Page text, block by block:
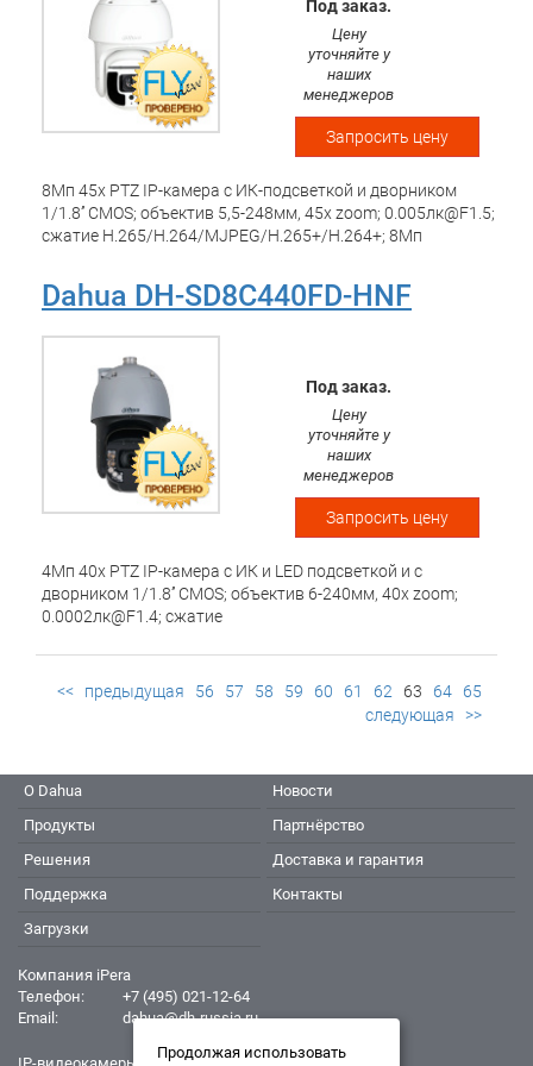
обнаружение плавающего мусора) Интерфейсы: microSD;
audio in/out 1/1; alarm in/out 7/2; 1 RJ45 10M/100M
Ethernet. Питание: DC36В/Hi-PoE; -40 °C...+70°C; IP67
8Мп 45х PTZ IP-камера с ИК-подсветкой и дворником
1/1.8’’ CMOS; объектив 5,5-248мм, 45x zoom; 0.005лк@F1.5;
сжатие H.265/H.264/MJPEG/H.265+/H.264+; 8Мп
оптический DEFOG. ИК-подсветка 500м, Дворник.
Видеоаналитика: охрана периметра, автотрекинг, SMD,
DC36В/Hi-PoE; -40 °C...+70°C; IP67
Под заказ.
Цену
уточняйте у
наших
менеджеров
Запросить цену
Dahua DH-SD8C440FD-HNF
4Мп 40х PTZ IP-камера с ИК и LED подсветкой и c
дворником 1/1.8’’ CMOS; объектив 6-240мм, 40x zoom;
0.0002лк@F1.4; сжатие
(2560х1440)@25к/с; WDR 120дБ, 3D DNR, BLC, HLC, EIS,
DEFOG. ИК-подсветка 250м, LED-подсветка 80м, Дворник.
Видеоаналитика: охрана периметра, автотрекинг, SMD,
FR, metadata. Интерфейсы: microSD; audio in/out 1/1; alarm
VDC/Hi-PoE; -40 °C...+70°C; IP67
Под заказ.
Цену
уточняйте у
наших
менеджеров
Запросить цену
<< предыдущая 56 57 58 59 60 61 62 63 64
65
следующая
>>
О Dahua
Продукты
Решения
Поддержка
Загрузки
Новости
Партнёрство
Доставка и гарантия
Контакты
Компания iPera
Телефон:
+7 (495) 021-12-64
Email:
dahua@dh-russia.ru
Продолжая использовать